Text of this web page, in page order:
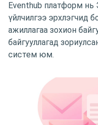
Eventhub платформ нь
үйлчилгээ эрхлэгчид
ажиллагаа зохион
байгууллагад
систем юм.